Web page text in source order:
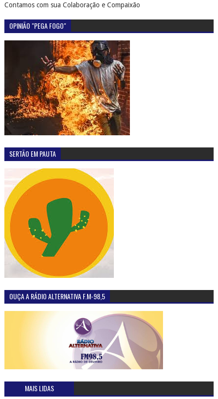
Contamos com sua Colaboração e Compaixão
OPINIÃO "PEGA FOGO"
SERTÃO EM PAUTA
OUÇA A RÁDIO ALTERNATIVA F.M-98,5
MAIS LIDAS